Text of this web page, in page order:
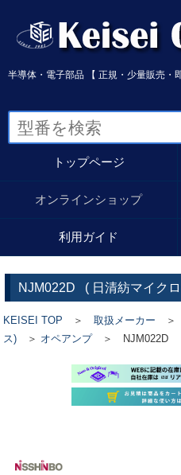
半導体・電子部品 【 正規・少量販売・
トップページ
オンラインショップ
利用ガイド
NJM022D ( 日清紡マイク
KEISEI TOP ＞取扱メーカー ＞
ス) ＞ オペアンプ＞ NJM022D